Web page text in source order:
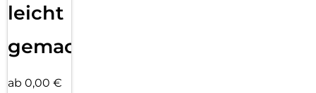
leicht
gemacht!
ab 0,00 €